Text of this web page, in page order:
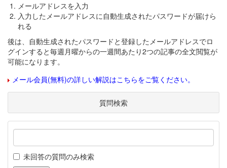
メールアドレスを入力
入力したメールアドレスに自動生成されたパスワードが届けら
れる
後は、自動生成されたパスワードと登録したメールアドレスでロ
グインすると毎週月曜からの一週間あたり2つの記事の全文閲覧が
可能になります。
メール会員(無料)の詳しい解説はこちらをご覧ください。
質問検索
未回答の質問のみ検索